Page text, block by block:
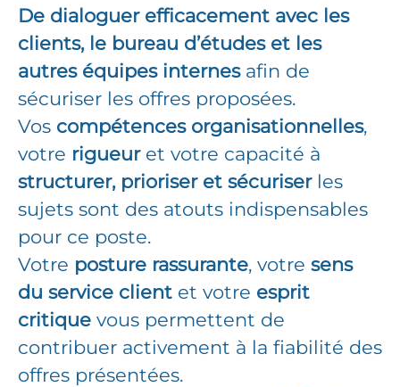
De dialoguer efficacement avec les
clients, le bureau d’études et les
autres équipes internesafin de
sécuriser les offres proposées.
Vos compétences organisationnelles,
votre rigueuret votre capacité à
structurer, prioriser et sécuriserles
sujets sont des atouts indispensables
pour ce poste.
Votre posture rassurante, votre sens
du service client et votre esprit
critique vous permettent de
contribuer activement à la fiabilité des
offres présentées.